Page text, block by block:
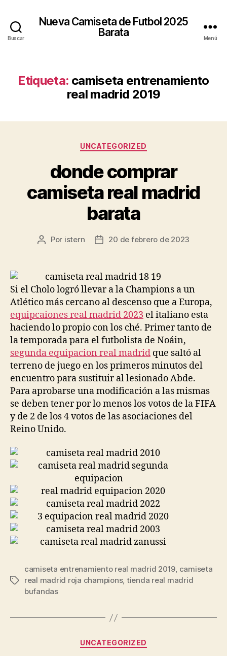
Buscar
Nueva Camiseta de Futbol 2025
Barata
Menú
Etiqueta: camiseta entrenamiento
real madrid 2019
Categorías
UNCATEGORIZED
donde comprar
camiseta real madrid
barata
Autor
entrada
Por istern
Fecha
entrada
20 de febrero de 2023
Si el Cholo logró llevar a la Champions a un
Atlético más cercano al descenso que a Europa,
equipcaiones real madrid 2023 el italiano esta
haciendo lo propio con los ché. Primer tanto de
la temporada para el futbolista de Noáin,
segunda equipacion real madrid que saltó al
terreno de juego en los primeros minutos del
encuentro para sustituir al lesionado Abde.
Para aprobarse una modificación a las mismas
se deben tener por lo menos los votos de la FIFA
y de 2 de los 4 votos de las asociaciones del
Reino Unido.
Etiquetas
camiseta entrenamiento real madrid 2019, camiseta
real madrid roja champions, tienda real madrid
bufandas
Categorías
UNCATEGORIZED